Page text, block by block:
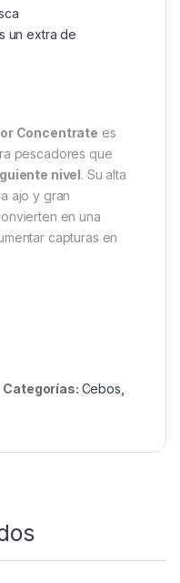
un extra de
Concentrate es
pescadores que
nivel. Su alta
ajo y gran
en una
capturas en
Categorías: Cebos